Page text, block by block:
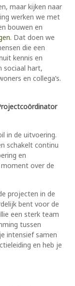
maar kijken naar
werken we met
bouwen en
. Dat doen we
die een
kennis en
sociaal hart,
en collega’s.
in de uitvoering.
schakelt continu
en
over de
projecten in de
bent voor de
een sterk team
tussen
intensief samen
en heb je